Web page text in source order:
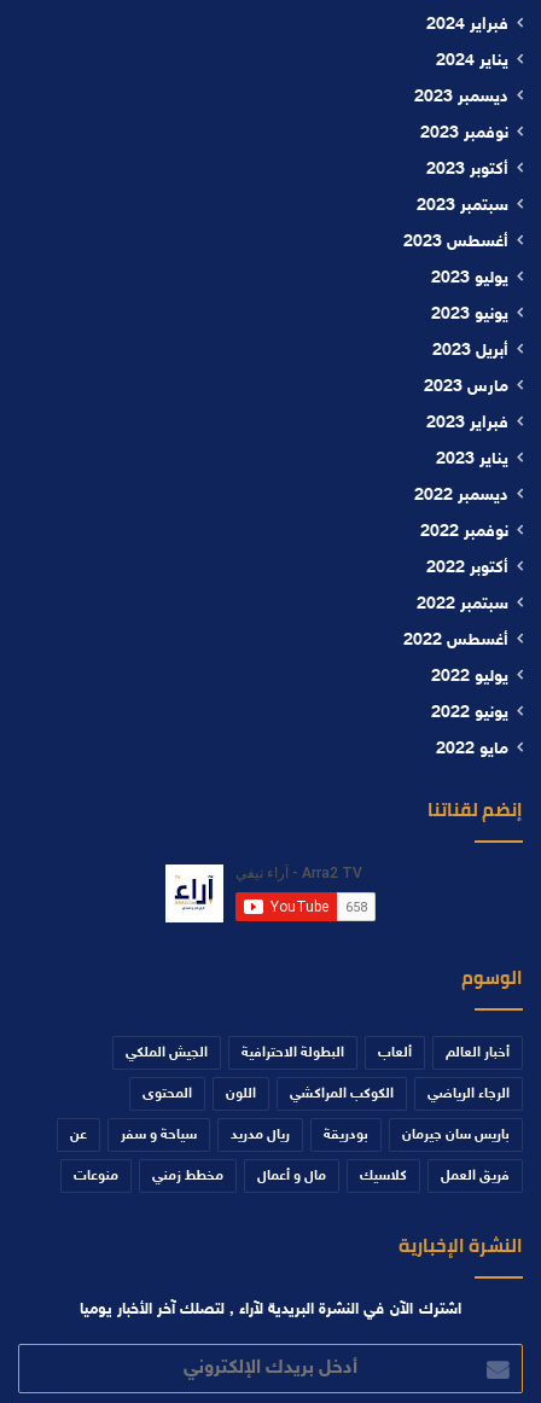
فبراير 2024
يناير 2024
ديسمبر 2023
نوفمبر 2023
أكتوبر 2023
سبتمبر 2023
أغسطس 2023
يوليو 2023
يونيو 2023
أبريل 2023
مارس 2023
فبراير 2023
يناير 2023
ديسمبر 2022
نوفمبر 2022
أكتوبر 2022
سبتمبر 2022
أغسطس 2022
يوليو 2022
يونيو 2022
مايو 2022
إنضم لقناتنا
الوسوم
أخبار العالم ألعاب البطولة الاحترافية الجيش الملكي
الرجاء الرياضي الكوكب المراكشي اللون المحتوى
باريس سان جيرمان بودريقة ريال مدريد سياحة و سفر عن
فريق العمل كلاسيك مال و أعمال مخطط زمني منوعات
النشرة الإخبارية
اشترك الآن في النشرة البريدية لآراء , لتصلك آخر الأخبار يوميا
بريدك
الإلكتروني